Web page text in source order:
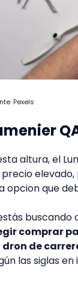
Pexels
altura, el
elevado,
opcion que
buscando
comprar
dron de
las siglas en